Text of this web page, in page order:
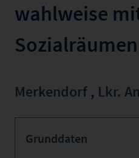
wahlweise
Sozialräumen
Merkendorf , Lkr.
Grunddaten